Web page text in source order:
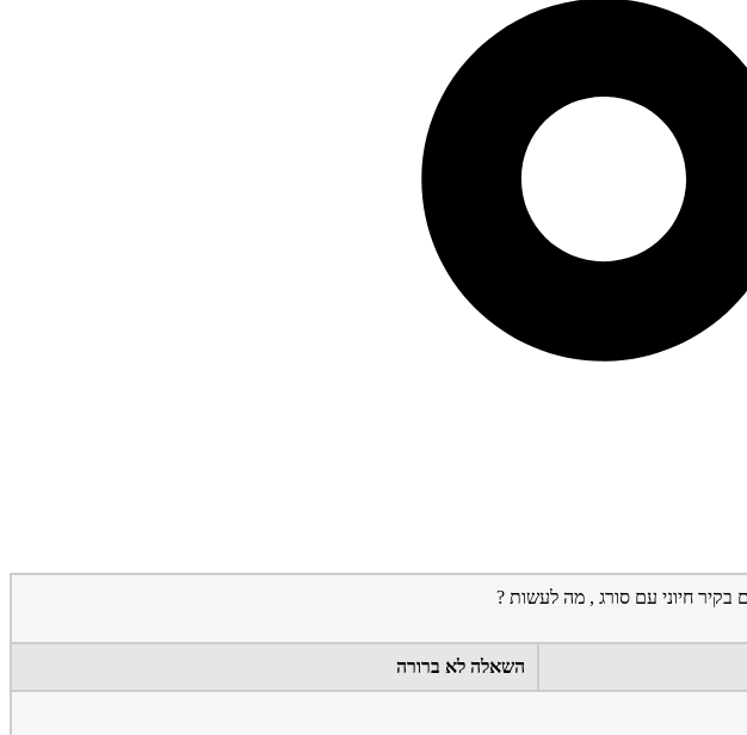
בקיר חיוני עם סורג , מה לעשות ?
השאלה לא ברורה